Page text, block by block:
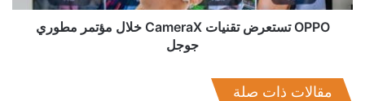
OPPO تستعرض تقنيات CameraX خلال مؤتمر مطوري
جوجل
مقالات ذات صلة